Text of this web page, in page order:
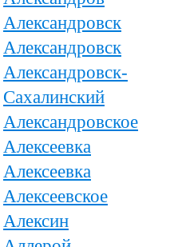
Александровск
Александровск
Александровск-
Сахалинский
Александровское
Алексеевка
Алексеевка
Алексеевское
Алексин